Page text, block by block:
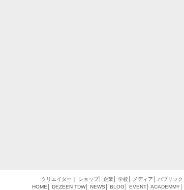
クリエイター ｜ ショップ│ 企業 学校 メディア パブリック
HOME
DEZEEN TDW│ NEWS BLOG EVENT ACADEMMY